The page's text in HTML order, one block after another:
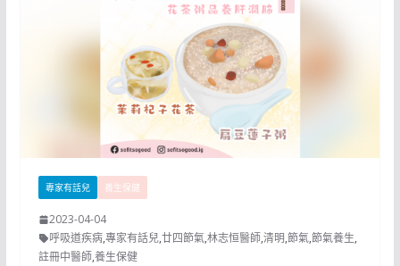
專家有話兒 養生保健
2023-04-04
呼吸道疾病,專家有話兒,廿四節氣,林志恒醫師,清明,節氣,節氣養生,
註冊中醫師,養生保健